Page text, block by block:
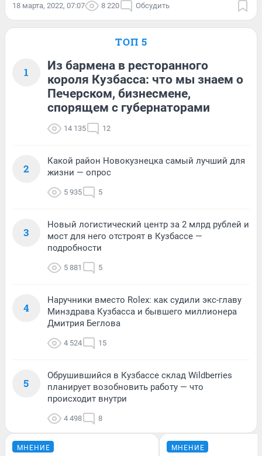
18 марта, 2022, 07:07 8 220 Обсудить
ТОП 5
1
Из бармена в ресторанного
короля Кузбасса: что мы знаем о
Печерском, бизнесмене,
спорящем с губернаторами
14 135 12
2
Какой район Новокузнецка самый лучший для
жизни — опрос
5 935 5
3
Новый логистический центр за 2 млрд рублей и
мост для него отстроят в Кузбассе —
подробности
5 881 5
4
Наручники вместо Rolex: как судили экс-главу
Минздрава Кузбасса и бывшего миллионера
Дмитрия Беглова
4 524 15
5
Обрушившийся в Кузбассе склад Wildberries
планирует возобновить работу — что
происходит внутри
4 498 8
МНЕНИЕ МНЕНИЕ